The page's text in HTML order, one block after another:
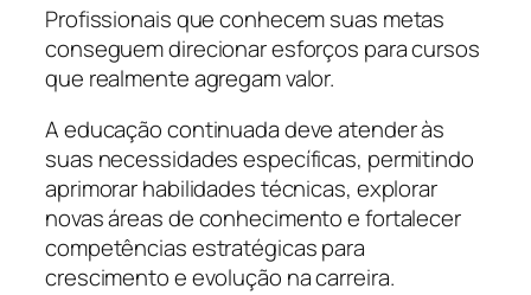
Profissionais que conhecem suas metas
conseguem direcionar esforços para cursos
que realmente agregam valor.
A educação continuada deve atender às
suas necessidades específicas, permitindo
aprimorar habilidades técnicas, explorar
novas áreas de conhecimento e fortalecer
competências estratégicas para
crescimento e evolução na carreira.